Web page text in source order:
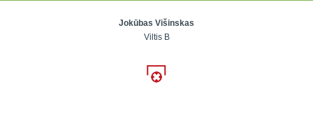
Jokūbas Višinskas
Viltis B